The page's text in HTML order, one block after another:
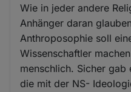
Wie in jeder andere
Anhänger daran
Anthroposophie soll
Wissenschaftler
menschlich. Sicher gab
die mit der NS-